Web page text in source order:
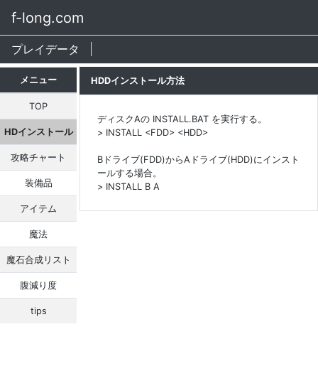
f-long.com
プレイデータ
メニュー
TOP
HDインストール
攻略チャート
装備品
アイテム
魔法
魔石合成リスト
腹減り度
tips
HDDインストール方法
ディスクAの INSTALL.BAT を実行する。
> INSTALL <FDD> <HDD>
Bドライブ(FDD)からAドライブ(HDD)にインスト
ールする場合。
> INSTALL B A